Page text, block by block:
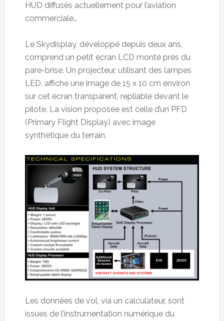
HUD diffusés actuellement pour l’aviation
commerciale…
Le Skydisplay, développé depuis deux ans,
comprend un petit écran LCD monté près du
pare-brise. Un projecteur, utilisant des lampes
LED, affiche une image de 15 x 10 cm environ
sur cet écran transparent, repliable devant le
pilote. La vision proposée est celle d’un PFD
(Primary Flight Display) avec image
synthétique du terrain.
Les données de vol, via un calculateur, sont
issues de l’instrumentation numérique du